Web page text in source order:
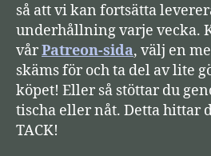
så att vi kan fortsätta
underhållning varje vecka.
vårPatreon-sida, välj en
skäms för och ta del av lite
köpet! Eller så stöttar du
tischa eller nåt. Detta hittar
TACK!